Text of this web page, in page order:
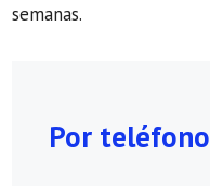
semanas.
Por teléfono